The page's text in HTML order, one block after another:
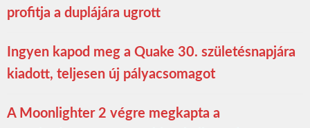
profitja a duplájára ugrott
Ingyen kapod meg a Quake 30. születésnapjára
kiadott, teljesen új pályacsomagot
A Moonlighter 2 végre megkapta a